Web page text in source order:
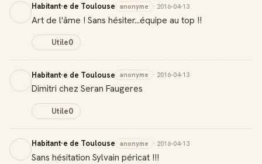
Habitant·e de Toulouse anonyme · 2016-04-13
Art de l'âme ! Sans hésiter...équipe au top !!
Utile0
Habitant·e de Toulouse anonyme · 2016-04-13
Dimitri chez Seran Faugeres
Utile0
Habitant·e de Toulouse anonyme · 2016-04-13
Sans hésitation Sylvain péricat !!!